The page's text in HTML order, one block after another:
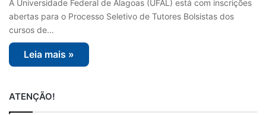
A Universidade Federal de Alagoas (UFAL) está com inscrições
abertas para o Processo Seletivo de Tutores Bolsistas dos
cursos de…
Leia mais »
ATENÇÃO!